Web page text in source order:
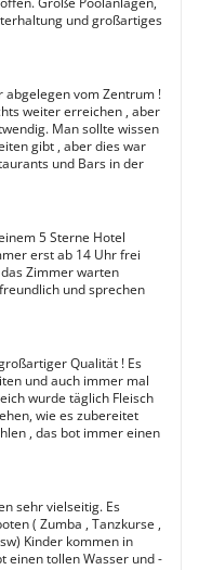
und großartiges
abgelegen vom Zentrum !
weiter erreichen , aber
Man sollte wissen
gibt , aber dies war
und Bars in der
5 Sterne Hotel
erst ab 14 Uhr frei
Zimmer warten
und sprechen
Qualität ! Es
und auch immer mal
wurde täglich Fleisch
wie es zubereitet
, das bot immer einen
sehr vielseitig. Es
( Zumba , Tanzkurse ,
Kinder kommen in
einen tollen Wasser und -